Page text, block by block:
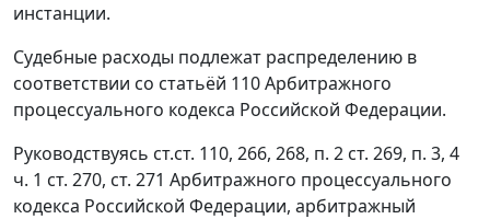
инстанции.
Судебные расходы подлежат распределению в
соответствии со статьёй 110Арбитражного
процессуального кодекса Российской Федерации.
Руководствуясь ст.ст. 110, 266, 268, п. 2 ст. 269, п. 3, 4
ч. 1 ст. 270, ст. 271 Арбитражного процессуального
кодекса Российской Федерации, арбитражный